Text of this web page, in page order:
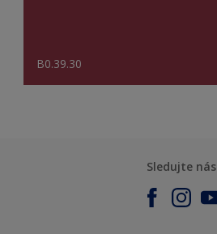
B0.39.30
Sledujte nás